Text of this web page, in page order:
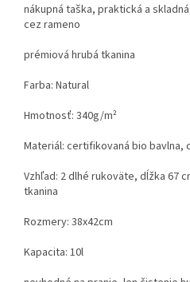
nákupná taška, praktická a
cez rameno
prémiová hrubá tkanina
Farba: Natural
Hmotnosť: 340g/m²
Materiál: certifikovaná bio bavlna,
Vzhľad: 2 dlhé rukoväte, dĺžka 67
tkanina
Rozmery: 38x42cm
Kapacita: 10l